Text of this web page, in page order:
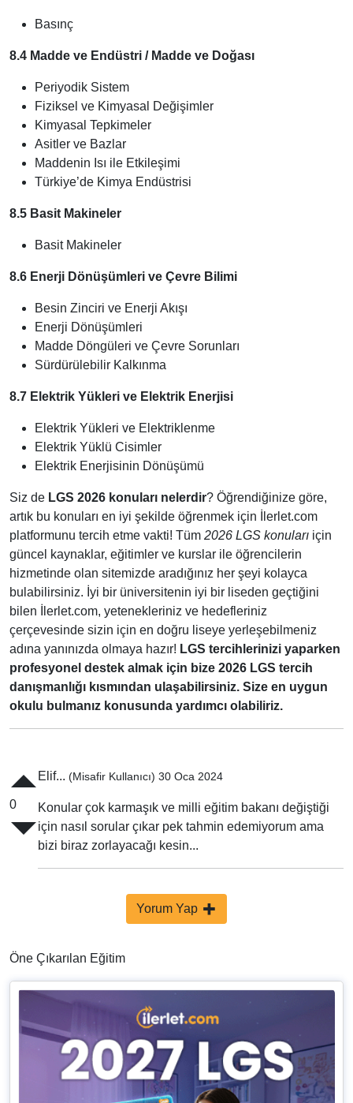
Basınç
8.4 Madde ve Endüstri / Madde ve Doğası
Periyodik Sistem
Fiziksel ve Kimyasal Değişimler
Kimyasal Tepkimeler
Asitler ve Bazlar
Maddenin Isı ile Etkileşimi
Türkiye’de Kimya Endüstrisi
8.5 Basit Makineler
Basit Makineler
8.6 Enerji Dönüşümleri ve Çevre Bilimi
Besin Zinciri ve Enerji Akışı
Enerji Dönüşümleri
Madde Döngüleri ve Çevre Sorunları
Sürdürülebilir Kalkınma
8.7 Elektrik Yükleri ve Elektrik Enerjisi
Elektrik Yükleri ve Elektriklenme
Elektrik Yüklü Cisimler
Elektrik Enerjisinin Dönüşümü
Siz de LGS 2026 konuları nelerdir? Öğrendiğinize göre,
artık bu konuları en iyi şekilde öğrenmek için İlerlet.com
platformunu tercih etme vakti! Tüm 2026 LGS konuları için
güncel kaynaklar, eğitimler ve kurslar ile öğrencilerin
hizmetinde olan sitemizde aradığınız her şeyi kolayca
bulabilirsiniz. İyi bir üniversitenin iyi bir liseden geçtiğini
bilen İlerlet.com, yetenekleriniz ve hedefleriniz
çerçevesinde sizin için en doğru liseye yerleşebilmeniz
adına yanınızda olmaya hazır! LGS tercihlerinizi yaparken
profesyonel destek almak için bize 2026 LGS tercih
danışmanlığı kısmından ulaşabilirsiniz. Size en uygun
okulu bulmanız konusunda yardımcı olabiliriz.
0
Elif... (Misafir Kullanıcı) 30 Oca 2024
Konular çok karmaşık ve milli eğitim bakanı değiştiği
için nasıl sorular çıkar pek tahmin edemiyorum ama
bizi biraz zorlayacağı kesin...
Yorum Yap
Öne Çıkarılan Eğitim